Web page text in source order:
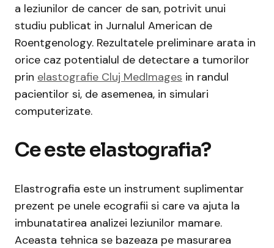
a leziunilor de cancer de san, potrivit unui
studiu publicat in Jurnalul American de
Roentgenology. Rezultatele preliminare arata in
orice caz potentialul de detectare a tumorilor
prin elastografie Cluj MedImages in randul
pacientilor si, de asemenea, in simulari
computerizate.
Ce este elastografia?
Elastrografia este un instrument suplimentar
prezent pe unele ecografii si care va ajuta la
imbunatatirea analizei leziunilor mamare.
Aceasta tehnica se bazeaza pe masurarea